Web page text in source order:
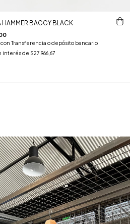
HAMMER BAGGY BLACK
con Transferencia o depósito bancario
interés de $27.966,67